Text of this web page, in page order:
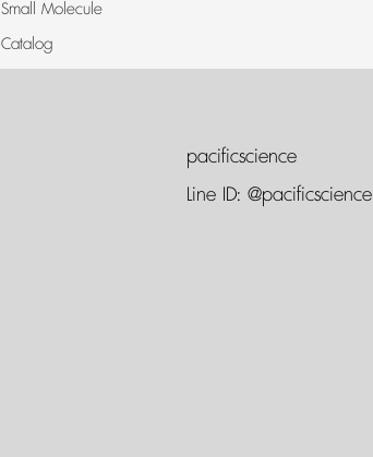
Small Molecule
Catalog
pacificscience
Line ID: @pacificscience